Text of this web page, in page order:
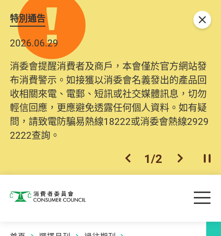
特別通告
2026.06.29
消委會提醒消費者及商戶，本會僅於官方網站發
布消費警示。如接獲以消委會名義發出的產品回
收相關來電、電郵、短訊或社交媒體訊息，切勿
輕信回應，更應避免透露任何個人資料。如有疑
問，請致電防騙易熱線18222或消委會熱線2929
2222查詢。
上一個
1/2 下一個開
關閉
消費者委員會 目